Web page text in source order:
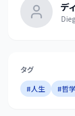
デ
タグ
#人生 #哲学